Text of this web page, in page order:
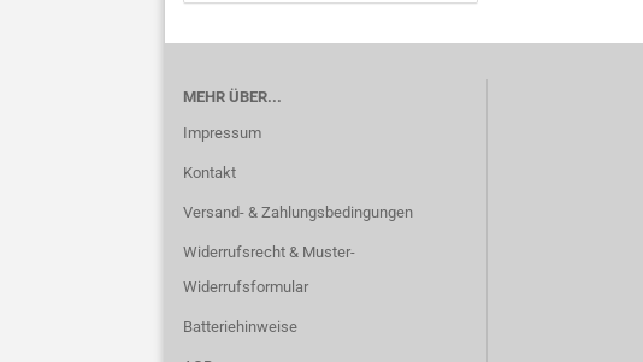
MEHR ÜBER...
Impressum
Kontakt
Versand- & Zahlungsbedingungen
Widerrufsrecht & Muster-
Widerrufsformular
Batteriehinweise